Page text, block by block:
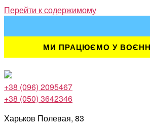
Перейти к содержимому
МИ ПРАЦЮЄМО У
+38 (096) 2095467
+38 (050) 3642346
Харьков Полевая, 83